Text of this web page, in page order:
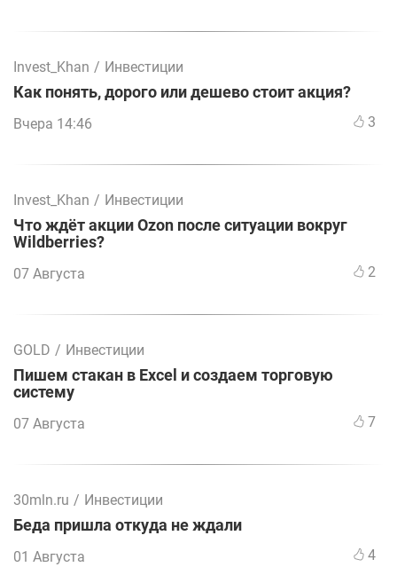
Invest_Khan / Инвестиции
Как понять, дорого или дешево стоит акция?
Вчера 14:46 3
Invest_Khan / Инвестиции
Что ждёт акции Ozon после ситуации вокруг
Wildberries?
07 Августа 2
GOLD / Инвестиции
Пишем стакан в Excel и создаем торговую
систему
07 Августа 7
30mln.ru / Инвестиции
Беда пришла откуда не ждали
01 Августа 4